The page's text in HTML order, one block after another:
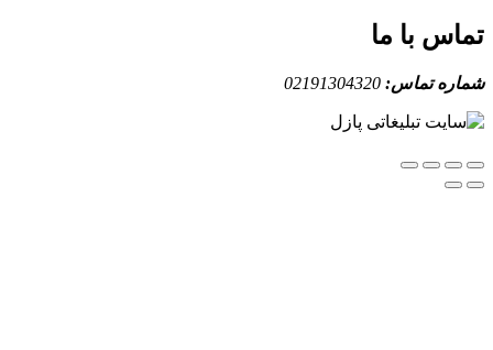
با ما
تماس:02191304320